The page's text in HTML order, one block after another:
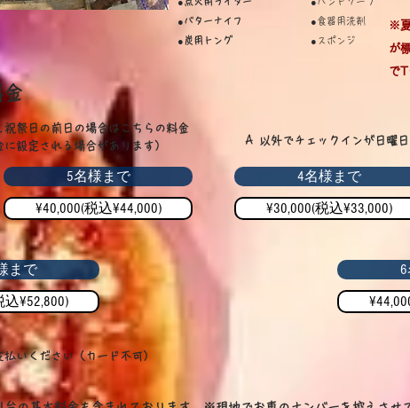
金
●食器用洗剤
●スポンジ
●バターナイフ
●炭用トング
​※
が
で
祭日の前日の場合はこちらの料金
設定される場合があります）
Ａ 以外でチェックインが日曜
5名様まで
¥40,000(税込¥44,000)
4名様まで
¥30,000(税込¥33,000)
まで
込¥52,800)
いください（カード不可）